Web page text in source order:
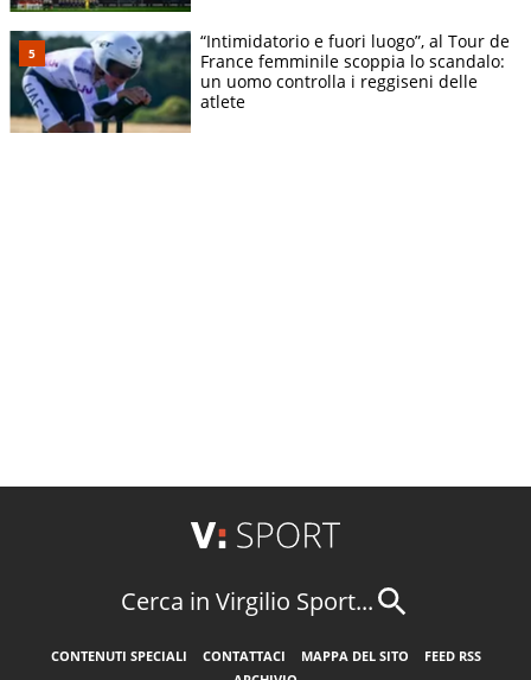
“Intimidatorio e fuori luogo”, al Tour de
France femminile scoppia lo scandalo:
un uomo controlla i reggiseni delle
atlete
Cerca in Virgilio Sport...
CONTENUTI SPECIALI CONTATTACI MAPPA DEL SITO
FEED RSS